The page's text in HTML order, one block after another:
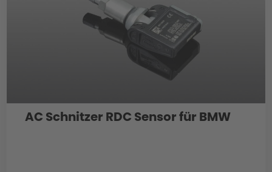
AC Schnitzer RDC Sensor für BMW